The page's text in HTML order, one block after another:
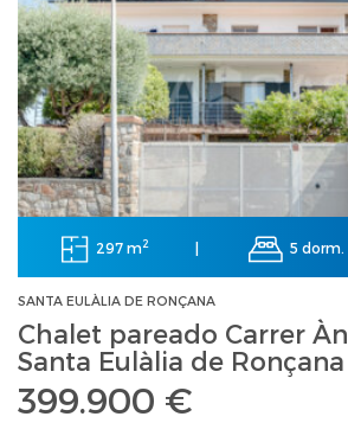
297 m2 5 dorm.
SANTA EULÀLIA DE RONÇANA
Chalet pareado Carrer
Santa Eulàlia de Ronçana
399.900 €